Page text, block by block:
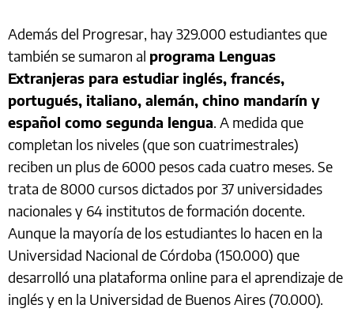
Además del Progresar, hay 329.000 estudiantes que
también se sumaron al programa Lenguas
Extranjeras para estudiar inglés, francés,
portugués, italiano, alemán, chino mandarín y
español como segunda lengua. A medida que
completan los niveles (que son cuatrimestrales)
reciben un plus de 6000 pesos cada cuatro meses. Se
trata de 8000 cursos dictados por 37 universidades
nacionales y 64 institutos de formación docente.
Aunque la mayoría de los estudiantes lo hacen en la
Universidad Nacional de Córdoba (150.000) que
desarrolló una plataforma online para el aprendizaje de
inglés y en la Universidad de Buenos Aires (70.000).